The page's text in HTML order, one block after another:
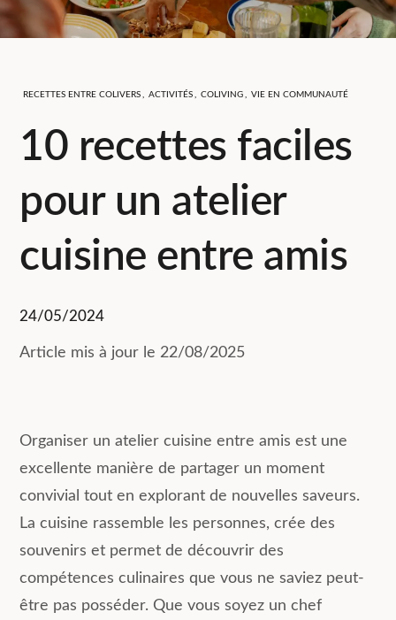
RECETTES ENTRE COLIVERS ACTIVITÉS COLIVING VIE EN COMMUNAUTÉ
10 recettes faciles
pour un atelier
cuisine entre amis
24/05/2024
Article mis à jour le 22/08/2025
Organiser un atelier cuisine entre amis est une
excellente manière de partager un moment
convivial tout en explorant de nouvelles saveurs.
La cuisine rassemble les personnes, crée des
souvenirs et permet de découvrir des
compétences culinaires que vous ne saviez peut-
être pas posséder. Que vous soyez un chef